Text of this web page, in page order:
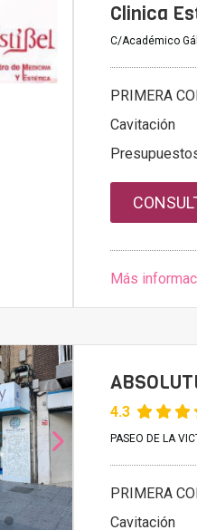
Clinica
C/Académico
PRIMERA
Cavitación
Más
4.3
PASEO DE LA
PRIMERA
Cavitación